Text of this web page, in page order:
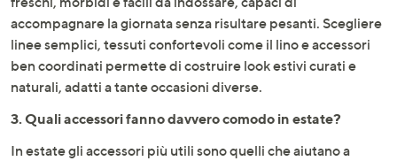
accompagnare la giornata senza risultare pesanti. Scegliere
linee semplici, tessuti confortevoli come il lino e accessori
ben coordinati permette di costruire look estivi curati e
naturali, adatti a tante occasioni diverse.
3. Quali accessori fanno davvero comodo in estate?
In estate gli accessori più utili sono quelli che aiutano a